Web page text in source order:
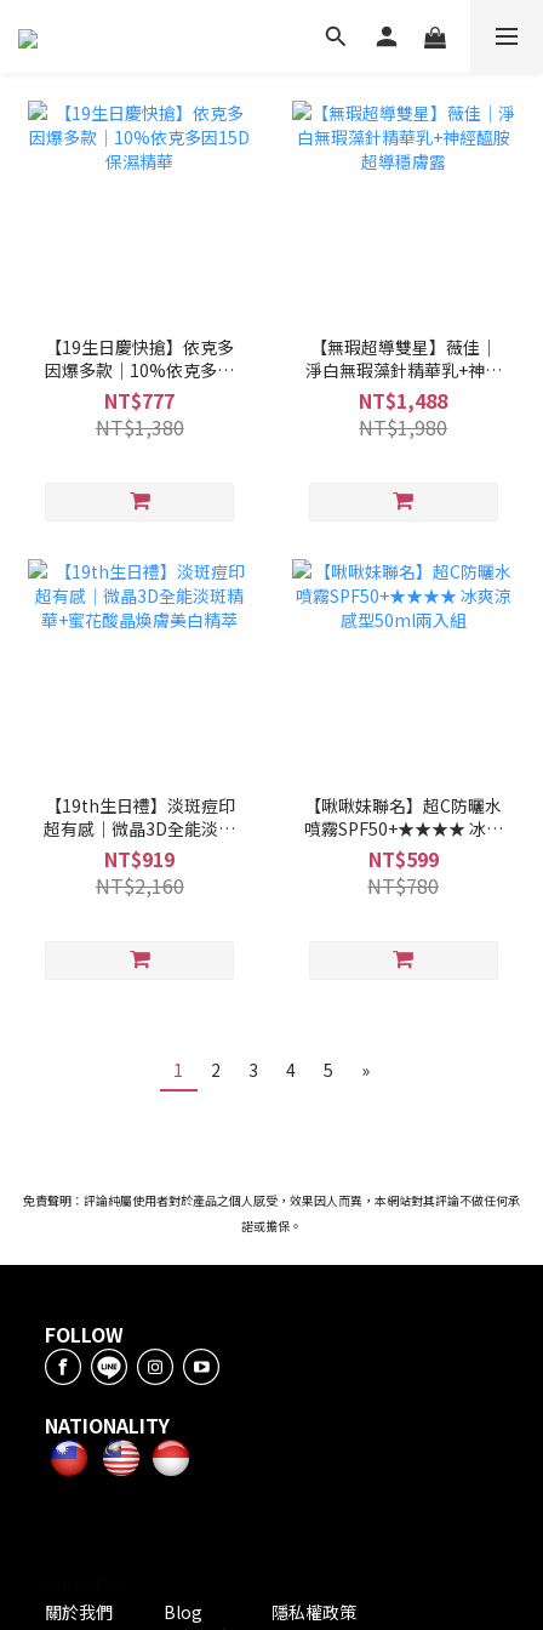
【19生日慶快搶】依克多
因爆多款｜10%依克多因
15D保濕精華
NT$777
NT$1,380
【無瑕超導雙星】薇佳｜
淨白無瑕藻針精華乳+神經
醯胺超導穩膚露
NT$1,488
NT$1,980
【19th生日禮】淡斑痘印
超有感｜微晶3D全能淡斑
精華+蜜花酸晶煥膚美白精
萃
NT$919
NT$2,160
【啾啾妹聯名】超C防曬水
噴霧SPF50+★★★★ 冰爽
涼感型50ml兩入組
NT$599
NT$780
1 2 3 4 5 »
免責聲明：評論純屬使用者對於產品之個人感受，效果因人而異，本網站對其評論不做任何承
諾或擔保。
FOLLOW
NATIONALITY
關於我們
Blog
隱私權政策